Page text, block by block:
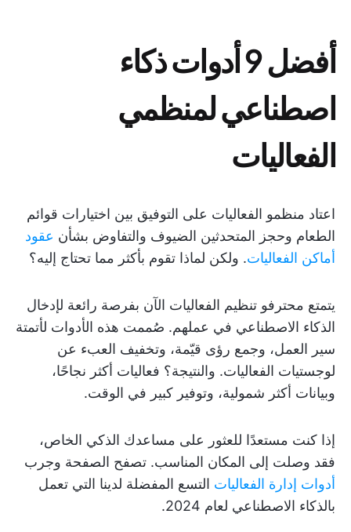
أفضل 9 أدوات ذكاء
اصطناعي لمنظمي
الفعاليات
اعتاد منظمو الفعاليات على التوفيق بين اختيارات قوائم
الطعام وحجز المتحدثين الضيوف والتفاوض بشأن عقود
أماكن الفعاليات. ولكن لماذا تقوم بأكثر مما تحتاج إليه؟
يتمتع محترفو تنظيم الفعاليات الآن بفرصة رائعة لإدخال
الذكاء الاصطناعي في عملهم. صُممت هذه الأدوات لأتمتة
سير العمل، وجمع رؤى قيّمة، وتخفيف العبء عن
لوجستيات الفعاليات. والنتيجة؟ فعاليات أكثر نجاحًا،
وبيانات أكثر شمولية، وتوفير كبير في الوقت.
إذا كنت مستعدًا للعثور على مساعدك الذكي الخاص،
فقد وصلت إلى المكان المناسب. تصفح الصفحة وجرب
أدوات إدارة الفعاليات التسع المفضلة لدينا التي تعمل
بالذكاء الاصطناعي لعام 2024.